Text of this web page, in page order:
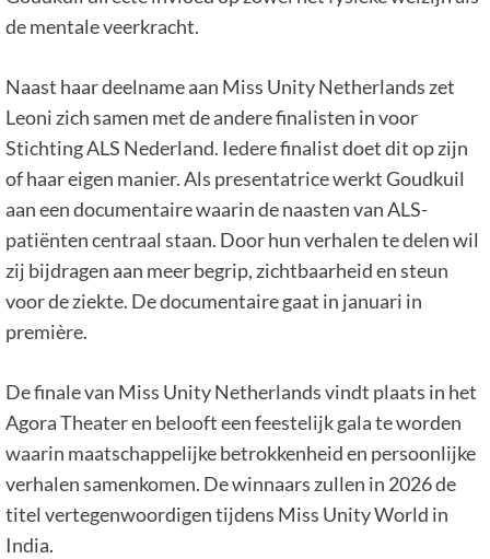
de mentale veerkracht.
Naast haar deelname aan Miss Unity Netherlands zet
Leoni zich samen met de andere finalisten in voor
Stichting ALS Nederland. Iedere finalist doet dit op zijn
of haar eigen manier. Als presentatrice werkt Goudkuil
aan een documentaire waarin de naasten van ALS-
patiënten centraal staan. Door hun verhalen te delen wil
zij bijdragen aan meer begrip, zichtbaarheid en steun
voor de ziekte. De documentaire gaat in januari in
première.
De finale van Miss Unity Netherlands vindt plaats in het
Agora Theater en belooft een feestelijk gala te worden
waarin maatschappelijke betrokkenheid en persoonlijke
verhalen samenkomen. De winnaars zullen in 2026 de
titel vertegenwoordigen tijdens Miss Unity World in
India.